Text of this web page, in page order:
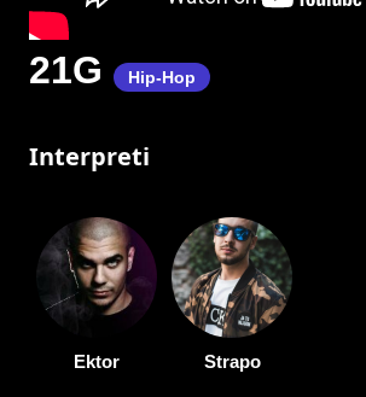
21G Hip-Hop
Interpreti
Ektor Strapo